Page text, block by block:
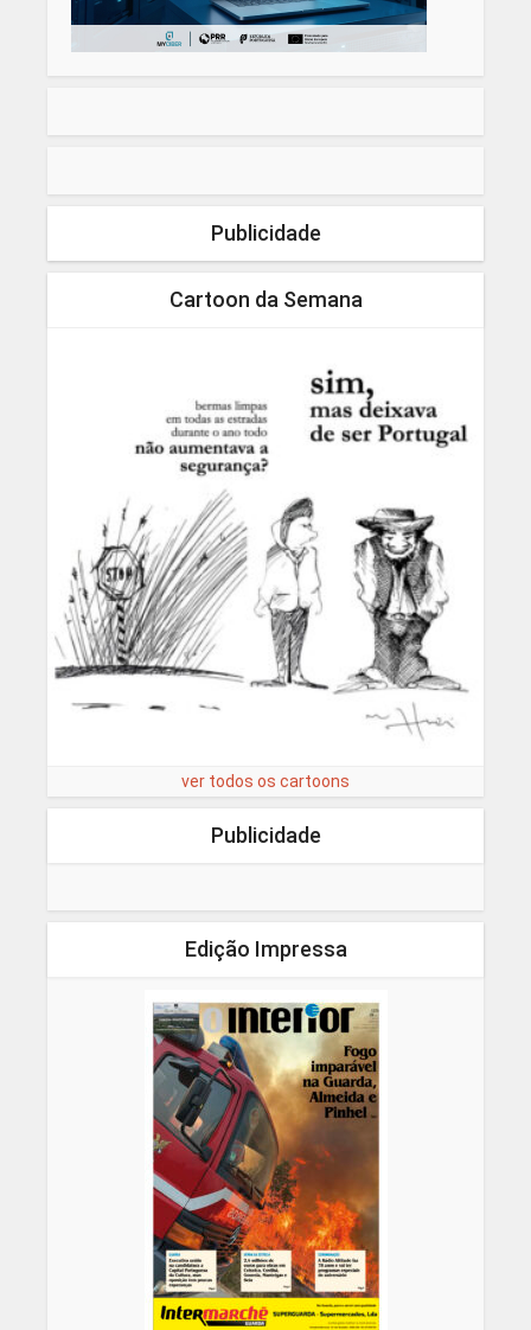
Publicidade
Cartoon da Semana
ver todos os cartoons
Publicidade
Edição Impressa